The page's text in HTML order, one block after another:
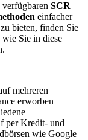
SCR
einfacher
bieten, finden Sie
Sie in diese
mehreren
erworben
per Kredit- und
wie Google